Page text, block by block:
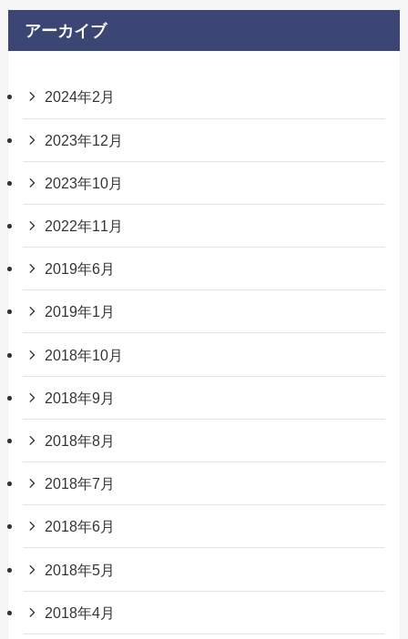
アーカイブ
2024年2月
2023年12月
2023年10月
2022年11月
2019年6月
2019年1月
2018年10月
2018年9月
2018年8月
2018年7月
2018年6月
2018年5月
2018年4月